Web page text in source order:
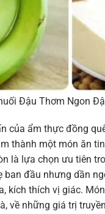
Đậu Thơm Ngon
của ẩm thực đồng
thành một món ăn
là lựa chọn ưu tiên
ban đầu nhưng dần
kích thích vị giác.
về những giá trị